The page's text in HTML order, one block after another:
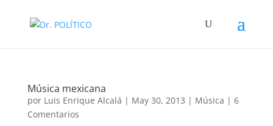
Música mexicana
por Luis Enrique Alcalá | May 30, 2013 | Música | 6
Comentarios